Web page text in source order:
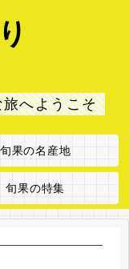
へようこそ
旬果の名産地
旬果の特集